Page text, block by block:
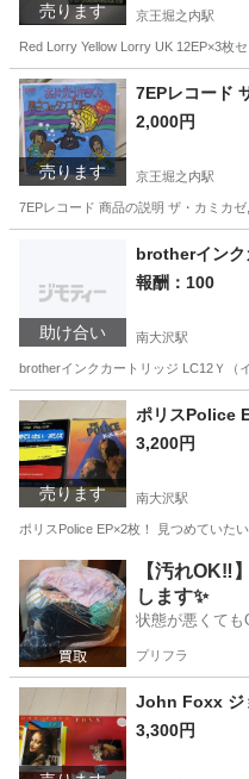
売ります 京王堀之内駅
Red Lorry Yellow Lorry UK 12EP×3枚
東京 八王子市 京王堀之内駅
売ります
2,000円
京王堀之内駅
7EPレコード 商品の説明 ザ・カミカ
京王堀之内駅
助け合い
brotherインク
報酬：100
南大沢駅
brotherインクカートリッジ LC12Ｙ（
東京 八王子市 南大沢駅
売ります
ポリスPolice
3,200円
南大沢駅
ポリスPolice EP×2枚！ 見つめていた
東京 八王子市 南大沢駅
【汚れOK‼️
します✨
状態が悪くても
プリフラ
John Foxx ジ
3,300円